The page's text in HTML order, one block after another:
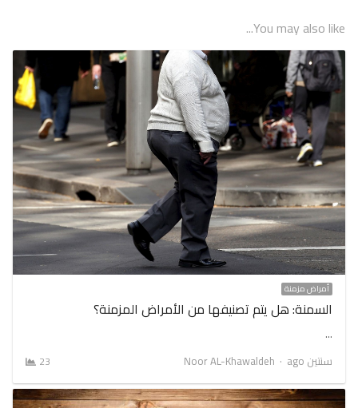
You may also like...
أمراض مزمنة
السمنة: هل يتم تصنيفها من الأمراض المزمنة؟
…
سنتين ago
Author
Noor AL-Khawaldeh
23